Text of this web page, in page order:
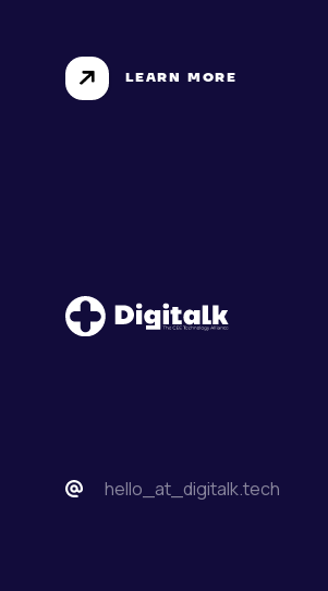
LEARN MORE
hello_at_digitalk.tech